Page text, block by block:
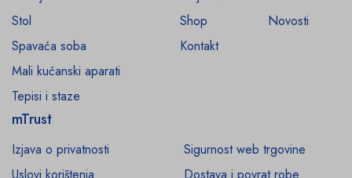
Stol
Spavaća soba
Mali kućanski aparati
Tepisi i staze
Shop
Novosti
Kontakt
mTrust
Izjava o privatnosti
Sigurnost web trgovine
Uslovi korištenja
Dostava i povrat robe